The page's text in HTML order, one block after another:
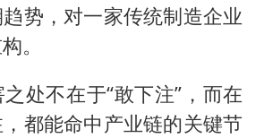
势，对一家传统制造企业
。
处不在于“敢下注”，而在
都能命中产业链的关键节